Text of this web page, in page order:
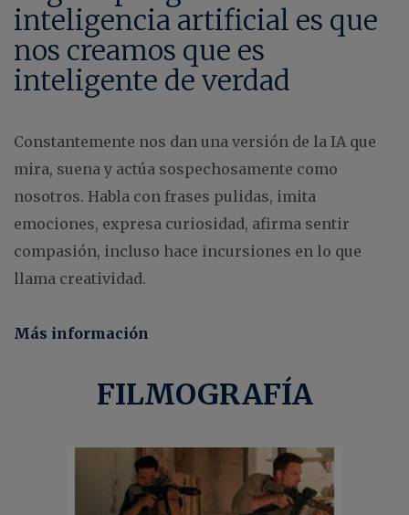
inteligencia artificial es que
nos creamos que es
inteligente de verdad
Constantemente nos dan una versión de la IA que
mira, suena y actúa sospechosamente como
nosotros. Habla con frases pulidas, imita
emociones, expresa curiosidad, afirma sentir
compasión, incluso hace incursiones en lo que
llama creatividad.
Más información
FILMOGRAFÍA